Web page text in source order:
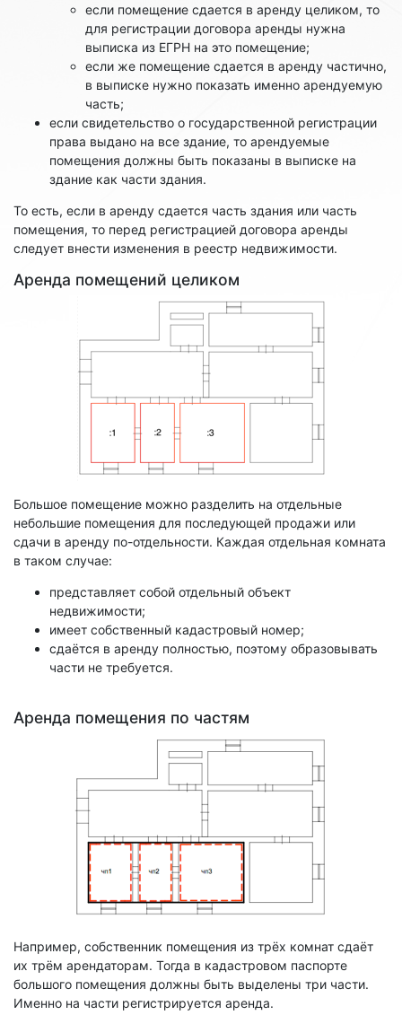
если помещение сдается в аренду целиком, то
для регистрации договора аренды нужна
выписка из ЕГРН на это помещение;
если же помещение сдается в аренду частично,
в выписке нужно показать именно арендуемую
часть;
если свидетельство о государственной регистрации
права выдано на все здание, то арендуемые
помещения должны быть показаны в выписке на
здание как части здания.
То есть, если в аренду сдается часть здания или часть
помещения, то перед регистрацией договора аренды
следует внести изменения в реестр недвижимости.
Аренда помещений целиком
Большое помещение можно разделить на отдельные
небольшие помещения для последующей продажи или
сдачи в аренду по-отдельности. Каждая отдельная комната
в таком случае:
представляет собой отдельный объект
недвижимости;
имеет собственный кадастровый номер;
сдаётся в аренду полностью, поэтому образовывать
части не требуется.
Аренда помещения по частям
Например, собственник помещения из трёх комнат сдаёт
их трём арендаторам. Тогда в кадастровом паспорте
большого помещения должны быть выделены три части.
Именно на части регистрируется аренда.